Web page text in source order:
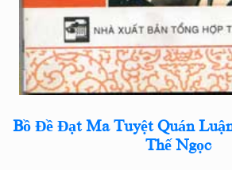
Bồ Đề Đạt Ma Tuyệt Quán
Thế Ngọc